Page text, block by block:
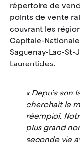
répertoire de
points de vente
couvrant les
Capitale-
Saguenay-Lac-St-
Laurentides.
Depuis son
cherchait le
réemploi.
plus grand
seconde vie